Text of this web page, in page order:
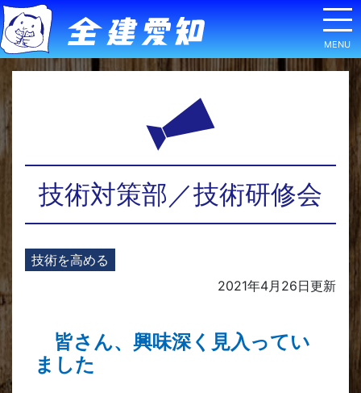
技術対策部／技術研修会
技術を高める
2021年4月26日更新
皆さん、興味深く見入ってい
ました